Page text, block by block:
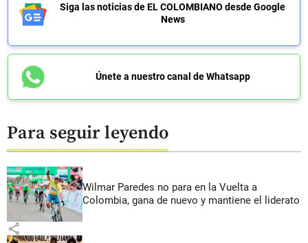
Siga las noticias de EL COLOMBIANO desde Google
News
Únete a nuestro canal de Whatsapp
Para seguir leyendo
Wilmar Paredes no para en la Vuelta a
Colombia, gana de nuevo y mantiene el liderato
share